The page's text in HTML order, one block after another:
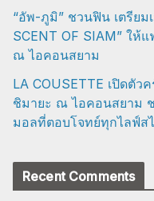
“อัพ-ภูมิ” ชวนฟิน เตรียม
SCENT OF SIAM” ใ
ณ ไอคอนสยาม
LA COUSETTE เปิดตัว
ชิมายะ ณ ไอคอนสยาม
มอลที่ตอบโจทย์ทุกไลฟ์ส
Recent Comments